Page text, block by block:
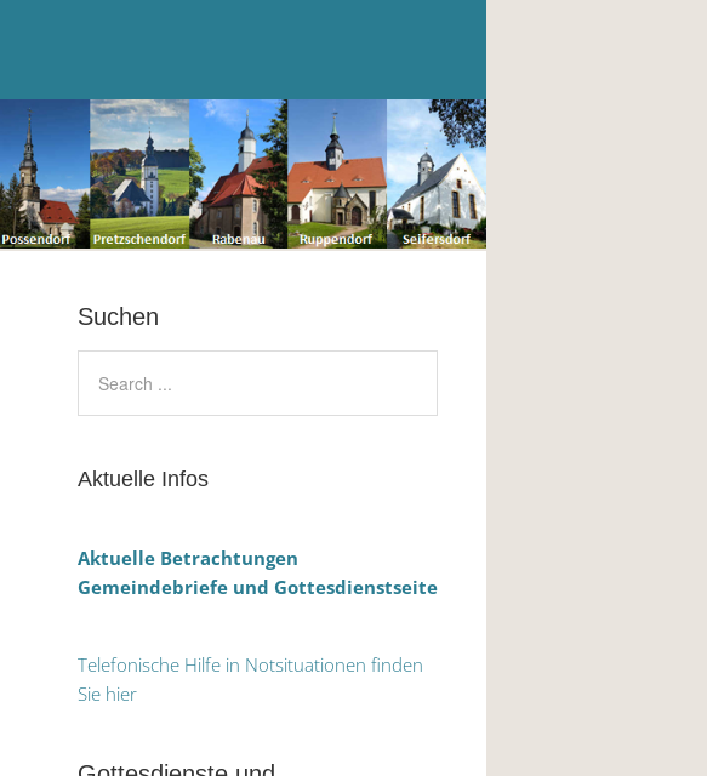
Suchen
Aktuelle Infos
Aktuelle Betrachtungen
Gemeindebriefe und Gottesdienstseite
Telefonische Hilfe in Notsituationen finden
Sie hier